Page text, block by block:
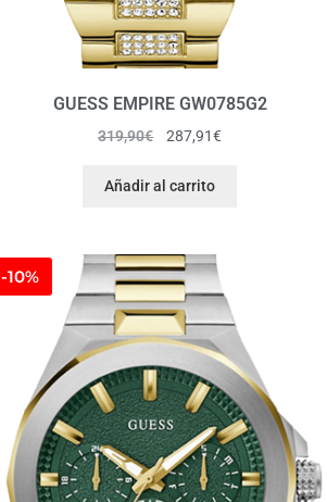
GUESS EMPIRE GW0785G2
319,90€ 287,91€
Añadir al carrito
-10%